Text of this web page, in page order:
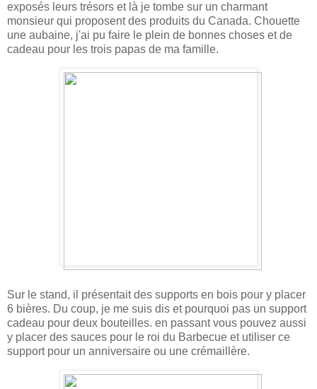
exposés leurs trésors et là je tombe sur un charmant
monsieur qui proposent des produits du Canada. Chouette
une aubaine, j'ai pu faire le plein de bonnes choses et de
cadeau pour les trois papas de ma famille.
Sur le stand, il présentait des supports en bois pour y placer
6 bières. Du coup, je me suis dis et pourquoi pas un support
cadeau pour deux bouteilles. en passant vous pouvez aussi
y placer des sauces pour le roi du Barbecue et utiliser ce
support pour un anniversaire ou une crémaillère.